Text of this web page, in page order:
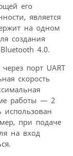
его
является
на одном
создания
4.0.
порт UART
скорость
работы — 2
при подаче
на вход